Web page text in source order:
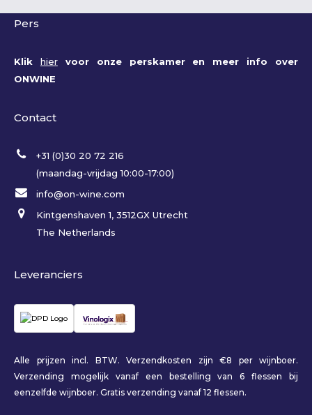
Pers
Klik hiervoor onze perskamer en meer info over
ONWINE
Contact
+31 (0)30 20 72 216
(maandag-vrijdag 10:00-17:00)
info@on-wine.com
Kintgenshaven 1, 3512GX Utrecht
The Netherlands
Leveranciers
Alle prijzen incl. BTW. Verzendkosten zijn €8 per wijnboer.
Verzending mogelijk vanaf een bestelling van 6 flessen bij
eenzelfde wijnboer. Gratis verzending vanaf 12 flessen.